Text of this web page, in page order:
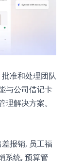
准和处理团队
与公司借记卡
解决方案。
报销, 员工福
系统, 预算管